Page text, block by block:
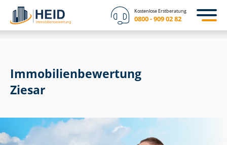
Kostenlose Erstberatung
0800 - 909 02 82
Immobilien­bewertung
Ziesar